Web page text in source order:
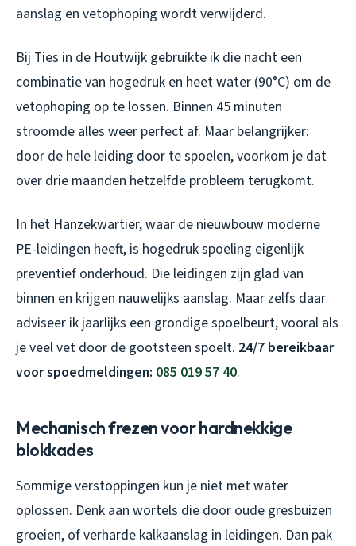
aanslag en vetophoping wordt verwijderd.
Bij Ties in de Houtwijk gebruikte ik die nacht een
combinatie van hogedruk en heet water (90°C) om de
vetophoping op te lossen. Binnen 45 minuten
stroomde alles weer perfect af. Maar belangrijker:
door de hele leiding door te spoelen, voorkom je dat
over drie maanden hetzelfde probleem terugkomt.
In het Hanzekwartier, waar de nieuwbouw moderne
PE-leidingen heeft, is hogedruk spoeling eigenlijk
preventief onderhoud. Die leidingen zijn glad van
binnen en krijgen nauwelijks aanslag. Maar zelfs daar
adviseer ik jaarlijks een grondige spoelbeurt, vooral als
je veel vet door de gootsteen spoelt. 24/7 bereikbaar
voor spoedmeldingen: 085 019 57 40.
Mechanisch frezen voor hardnekkige
blokkades
Sommige verstoppingen kun je niet met water
oplossen. Denk aan wortels die door oude gresbuizen
groeien, of verharde kalkaanslag in leidingen. Dan pak